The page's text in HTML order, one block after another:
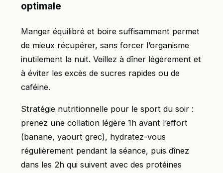
optimale
Manger équilibré et boire suffisamment permet
de mieux récupérer, sans forcer l’organisme
inutilement la nuit. Veillez à dîner légèrement et
à éviter les excès de sucres rapides ou de
caféine.
Stratégie nutritionnelle pour le sport du soir :
prenez une collation légère 1h avant l’effort
(banane, yaourt grec), hydratez-vous
régulièrement pendant la séance, puis dînez
dans les 2h qui suivent avec des protéines